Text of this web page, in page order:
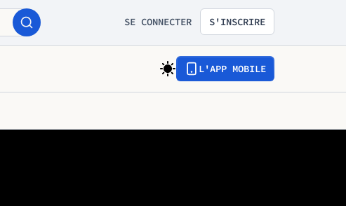
SE CONNECTER S'INSCRIRE
L'APP MOBILE